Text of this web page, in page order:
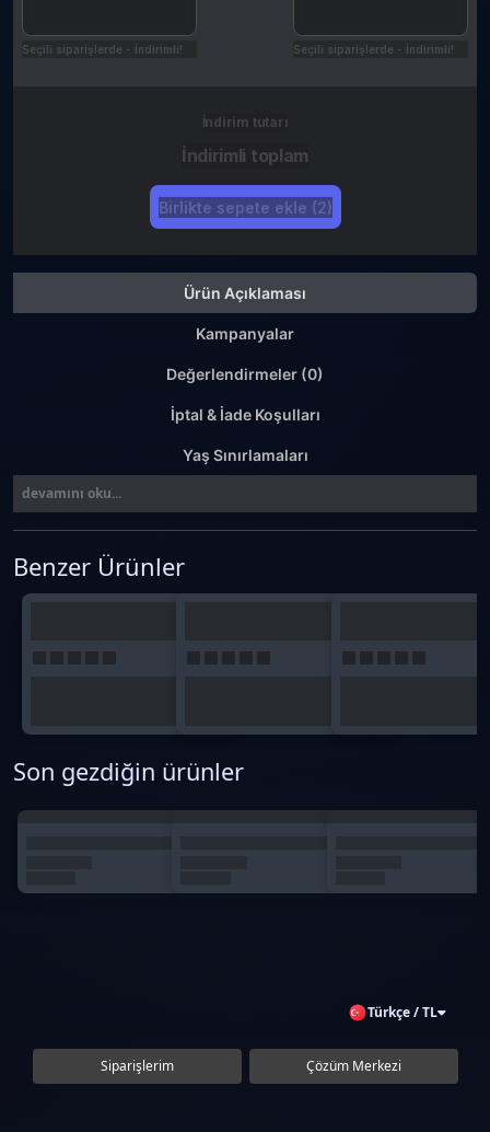
Seçili siparişlerde - İndirimli! Seçili siparişlerde - İndirimli!
İndirim tutarı
İndirimli toplam
Birlikte sepete ekle (2)
Ürün Açıklaması
Kampanyalar
Değerlendirmeler (0)
İptal & İade Koşulları
Yaş Sınırlamaları
devamını oku...
Benzer Ürünler
Son gezdiğin ürünler
Türkçe / TL
Siparişlerim Çözüm Merkezi